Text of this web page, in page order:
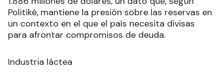
Politiké, mantiene la presión sobre las reservas en
un contexto en el que el país necesita divisas
para afrontar compromisos de deuda.
Industria láctea